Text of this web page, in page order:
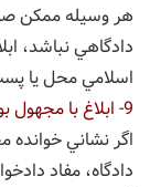
هر وسيله‌ ممكن
دادگاهي نباشد،
اسلامي محل يا
9- ابلاغ با مجهول بودن آدرس خوانده
اگر نشاني
دادگاه، مفاد